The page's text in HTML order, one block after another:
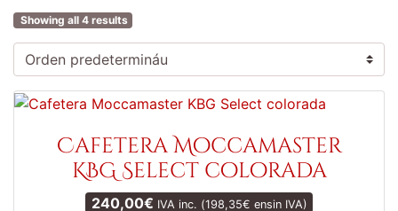
Showing all 4 results
Cafetera Moccamaster
KBG Select colorada
240,00€ IVA inc. (198,35€ ensin IVA)